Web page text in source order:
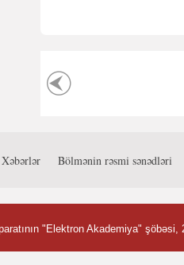
Xəbərlər Bölmənin rəsmi sənədləri
"Elektron Akademiya" şöbəsi,